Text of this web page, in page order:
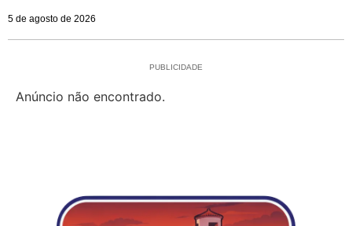
5 de agosto de 2026
PUBLICIDADE
Anúncio não encontrado.